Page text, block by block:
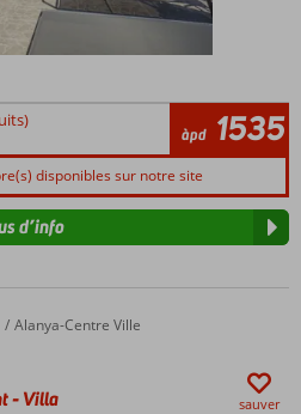
àpd 1535
disponibles sur notre site
d’info
Alanya-Centre Ville
-Villa sauver